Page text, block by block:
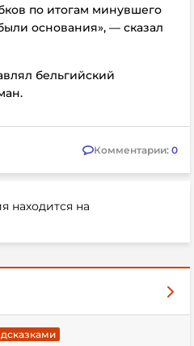
по итогам минувшего
основания», — сказал
бельгийский
Комментарии: 0
находится на